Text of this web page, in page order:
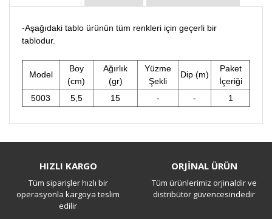
-Aşağıdaki tablo ürünün tüm renkleri için geçerli bir
tablodur.
Model
Boy
(cm)
Ağırlık
(gr)
Yüzme
Şekli
Dip (m)
Paket
İçeriği
5003
5,5 15 - - 1
Yorum Yaz
HIZLI KARGO
Tüm siparişler hızlı bir
operasyonla kargoya teslim
edilir
ORJİNAL ÜRÜN
Tüm ürünlerimiz orjinaldir ve
distribütör güvencesindedir